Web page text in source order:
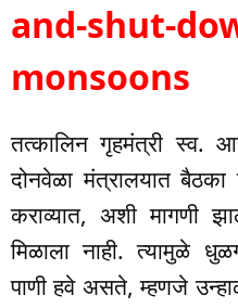
and-shut-
monsoons
तत्कालिन गृहमंत्री स्व.
दोनवेळा मंत्रालयात
कराव्यात, अशी मागणी
मिळाला नाही. त्यामुळे
पाणी हवे असते, म्हणजे